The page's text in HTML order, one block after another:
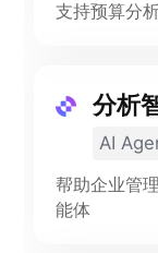
支持预算分
分析
AI
帮助企业管
能体